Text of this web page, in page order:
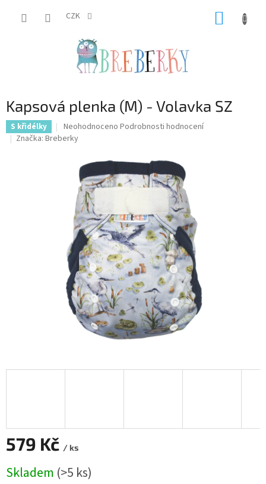
CZK
Kapsová plenka (M) - Volavka SZ
S křidélky
Průměrné
hodnocení
hvězdiček.
Neohodnoceno Podrobnosti hodnocení
Značka: Breberky
579 Kč / ks
cena:
Skladem (>5 ks)